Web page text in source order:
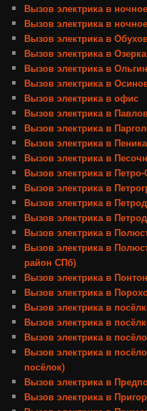
Вызов электрика в
Вызов электрика в
Вызов электрика в
Вызов электрика в
Вызов электрика в
Вызов электрика в
Вызов электрика в офис
Вызов электрика в
Вызов электрика в
Вызов электрика в
Вызов электрика в
Вызов электрика в
Вызов электрика в
Вызов электрика в
Вызов электрика в
Вызов электрика в
Вызов электрика в
район СПб)
Вызов электрика в
Вызов электрика в
Вызов электрика в
Вызов электрика в
Вызов электрика в
Вызов электрика в
посёлок)
Вызов электрика в
Вызов электрика в